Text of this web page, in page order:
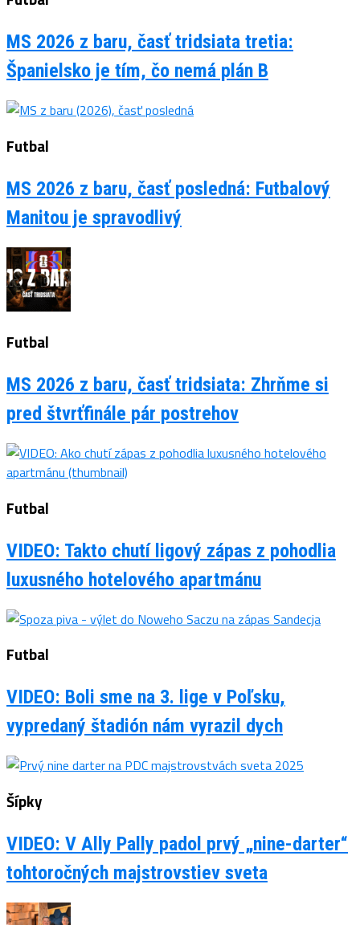
MS 2026 z baru, časť tridsiata tretia:
Španielsko je tím, čo nemá plán B
Futbal
MS 2026 z baru, časť posledná: Futbalový
Manitou je spravodlivý
Futbal
MS 2026 z baru, časť tridsiata: Zhrňme si
pred štvrťfinále pár postrehov
Futbal
VIDEO: Takto chutí ligový zápas z pohodlia
luxusného hotelového apartmánu
Futbal
VIDEO: Boli sme na 3. lige v Poľsku,
vypredaný štadión nám vyrazil dych
Šípky
VIDEO: V Ally Pally padol prvý „nine-darter“
tohtoročných majstrovstiev sveta